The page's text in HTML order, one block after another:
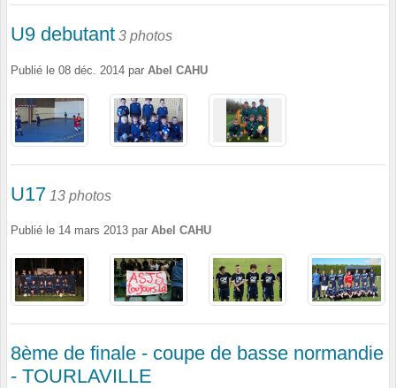
U9 debutant 3 photos
Publié le 08 déc. 2014 par Abel CAHU
U17 13 photos
Publié le 14 mars 2013 par Abel CAHU
8ème de finale - coupe de basse normandie
- TOURLAVILLE